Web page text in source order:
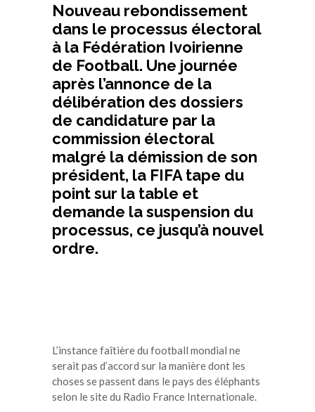
Nouveau rebondissement
dans le processus électoral
à la Fédération Ivoirienne
de Football. Une journée
après l’annonce de la
délibération des dossiers
de candidature par la
commission électoral
malgré la démission de son
président, la FIFA tape du
point sur la table et
demande la suspension du
processus, ce jusqu’à nouvel
ordre.
L’instance faîtière du football mondial ne
serait pas d’accord sur la manière dont les
choses se passent dans le pays des éléphants
selon le site du Radio France Internationale.